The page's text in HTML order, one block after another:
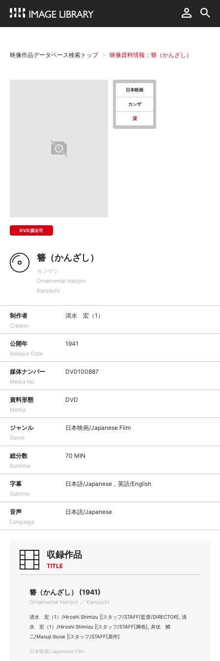
映像作品データベース検索トップ 映像資料情報：簪（かんざし）
DVD貸出可
日本映画
カンザ
貸
簪（かんざし）
カンザシ
Ornamental Hairpin
Kanzashi
制作者
Creator
清水 宏（1）
公開年
Release Date
1941
媒体ナンバー
Media No
DV0100887
資料形態
Media
DVD
ジャンル
Genre
日本映画/Japanese Film
総分数
Runtime
70 MIN
字幕
Subtitle
日本語/Japanese，英語/English
音声
Language
日本語/Japanese
収録作品
TITLE
簪（かんざし） (1941)
Ornamental Hairpin ／ Kanzashi
清水 宏（1）/Hiroshi Shimizu ||スタッフ/STAFF[監督/DIRECTOR], 清
水 宏（1）/Hiroshi Shimizu ||スタッフ/STAFF[脚色], 井伏 鱒
二/Masuji Ibuse ||スタッフ/STAFF[原作]
日本映画/Japanese Film